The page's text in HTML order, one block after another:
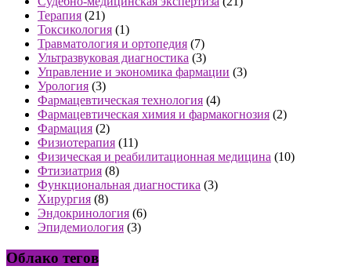
Терапия (21)
Токсикология (1)
Травматология и ортопедия (7)
Ультразвуковая диагностика (3)
Управление и экономика фармации (3)
Урология (3)
Фармацевтическая технология (4)
Фармацевтическая химия и фармакогнозия (2)
Фармация (2)
Физиотерапия (11)
Физическая и реабилитационная медицина (10)
Фтизиатрия (8)
Функциональная диагностика (3)
Хирургия (8)
Эндокринология (6)
Эпидемиология (3)
Облако тегов